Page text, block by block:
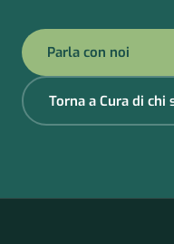
Parla con noi
Torna a Cura di chi